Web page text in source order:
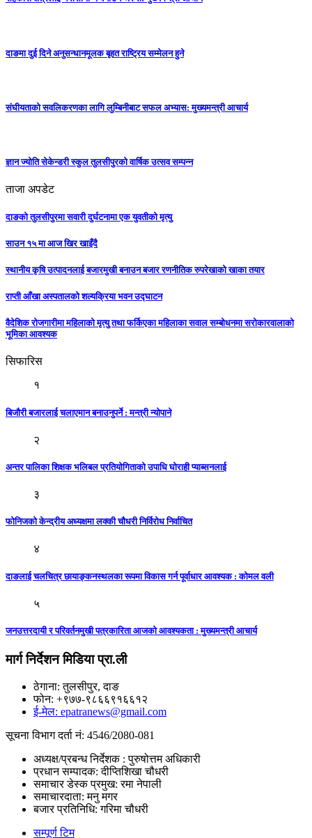
दाङमा दुई दिने अनुसन्धानमूलक बृहत राष्ट्रिय सम्मेलन हुने
संघीयताको सवलिकरणका लागि लुम्बिनीबाट सफल अभ्यास: मुख्यमन्त्री आचार्य
ज्ञान ज्योति सेकेन्डरी स्कुल तुलसीपुरको वार्षिक उत्सव सम्पन्न
ताजा अपडेट
दाङको तुलसीपुरमा सवारी दुर्घटनामा एक युवतीको मृत्यु
साउन १५ मा आज खिर खाइँदै
स्थानीय कृषि उत्पादनलाई बजारमुखी बनाउन बजार रणनीतिक रुपरेखाको खाका तयार
राप्ती आँखा अस्पतालको शल्यक्रिया भवन उद्घाटन
वैदेशिक रोजगारीमा महिलाको मृत्यु तथा फर्किएका महिलाका सवाल सम्बोधनमा सरोकारवालाको
भूमिका आवश्यक
सिफारिस
१
बिजाैरी बजारलाई चलाएमान बनाउनुपर्ने : मन्त्री न्याेपाने
२
अन्तर पालिका शिक्षक भलिबल प्रतियोगिताकाे उपाधि घाेराही प्याब्सनलाई
३
फोनिजको केन्द्रीय अध्यक्षमा लक्की चाैधरी निर्विरोध निर्वाचित
४
दाङलाई चलचित्र छायाङ्कनस्थलका रूपमा विकास गर्न पूर्वाधार आवश्यक : कोमल वली
५
जनउत्तरदायी र परिवर्तनमुखी पत्रकारिता आजकाे आवश्यकता : मुख्यमन्त्री आचार्य
मार्ग निर्देशन मिडिया प्रा.ली
ठेगाना: तुलसीपुर, दाङ
फोन: +९७७-९८६६९१६६१२
ई-मेल: epatranews@gmail.com
सूचना विभाग दर्ता नं: 4546/2080-081
अध्यक्ष/प्रबन्ध निर्देशक : पुरुषोत्तम अधिकारी
प्रधान सम्पादक: दीप्तिशिखा चौधरी
समाचार डेस्क प्रमुख: रमा नेपाली
समाचारदाता: मनु मगर
बजार प्रतिनिधि: गरिमा चौधरी
सम्पूर्ण टिम